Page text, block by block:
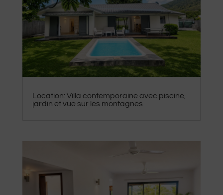
Location: Villa contemporaine avec piscine,
jardin et vue sur les montagnes